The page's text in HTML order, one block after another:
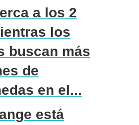
a los 2
los
buscan más
de
en el...
está